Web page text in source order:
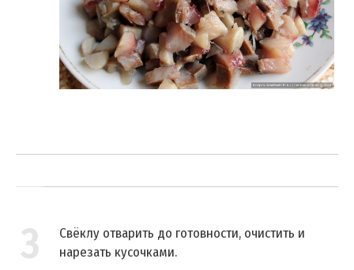
3
Свёклу отварить до готовности, очистить и
нарезать кусочками.